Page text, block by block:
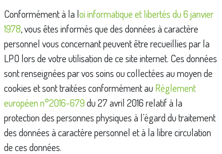
Conformément à la loi informatique et libertés du 6 janvier
1978, vous êtes informés que des données à caractère
personnel vous concernant peuvent être recueillies par la
LPO lors de votre utilisation de ce site internet. Ces données
sont renseignées par vos soins ou collectées au moyen de
cookies et sont traitées conformément au Règlement
européen n°2016-679du 27 avril 2016 relatif à la
protection des personnes physiques à l’égard du traitement
des données à caractère personnel et à la libre circulation
de ces données.